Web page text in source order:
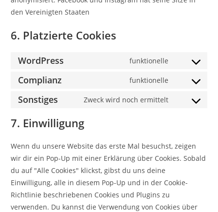
den Vereinigten Staaten
6. Platzierte Cookies
WordPress funktionelle
Consent
wordpress
Complianz funktionelle
Consent
Sonstiges Zweck wird noch ermittelt
Consent
sonstiges
7. Einwilligung
Wenn du unsere Website das erste Mal besuchst, zeigen
wir dir ein Pop-Up mit einer Erklärung über Cookies. Sobald
du auf "Alle Cookies" klickst, gibst du uns deine
Einwilligung, alle in diesem Pop-Up und in der Cookie-
Richtlinie beschriebenen Cookies und Plugins zu
verwenden. Du kannst die Verwendung von Cookies über